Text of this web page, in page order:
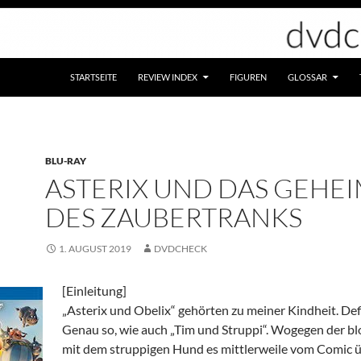
STARTSEITE REVIEW INDEX FIGUREN GLOSSAR
BLU-RAY
ASTERIX UND DAS
DES ZAUBERTRANKS
1. AUGUST 2019 DVDCHECK
[Einleitung]
„Asterix und Obelix“ gehörten zu meiner Kindheit.
Genau so, wie auch „Tim und Struppi“. Wogegen der
mit dem struppigen Hund es mittlerweile vom Comic